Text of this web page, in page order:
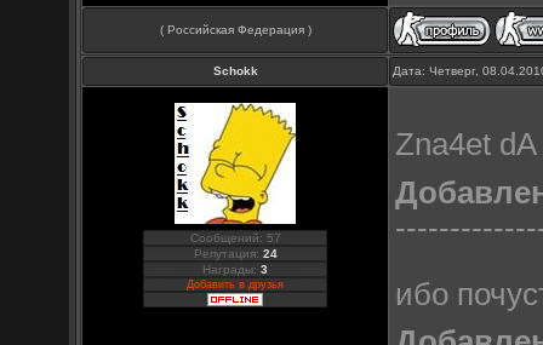
( Российская Федерация )
Schokk Дата: Четверг,
Сообщений: 57
Репутация: 24
Награды:3
Добавить в друзья
Zna4et
ибо